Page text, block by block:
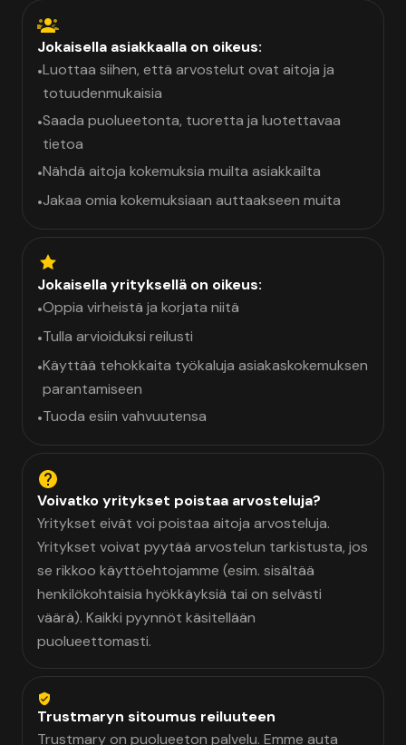
Jokaisella asiakkaalla on oikeus:
•Luottaa siihen, että arvostelut ovat aitoja ja
totuudenmukaisia
•Saada puolueetonta, tuoretta ja luotettavaa
tietoa
•Nähdä aitoja kokemuksia muilta asiakkailta
•Jakaa omia kokemuksiaan auttaakseen muita
Jokaisella yrityksellä on oikeus:
•Oppia virheistä ja korjata niitä
•Tulla arvioiduksi reilusti
•Käyttää tehokkaita työkaluja asiakaskokemuksen
parantamiseen
•Tuoda esiin vahvuutensa
Voivatko yritykset poistaa arvosteluja?
Yritykset eivät voi poistaa aitoja arvosteluja.
Yritykset voivat pyytää arvostelun tarkistusta, jos
se rikkoo käyttöehtojamme (esim. sisältää
henkilökohtaisia hyökkäyksiä tai on selvästi
väärä). Kaikki pyynnöt käsitellään
puolueettomasti.
Trustmaryn sitoumus reiluuteen
Trustmary on puolueeton palvelu. Emme auta